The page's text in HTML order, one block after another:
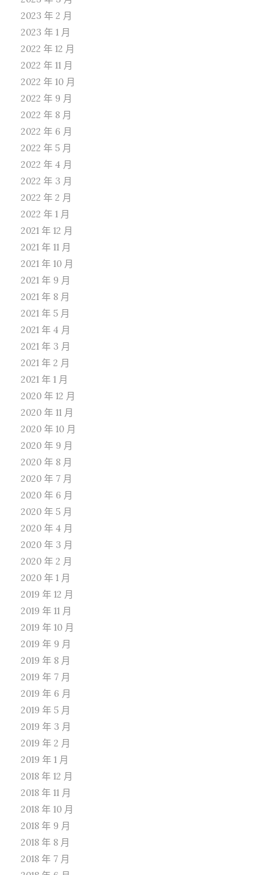
2023 年 2 月
2023 年 1 月
2022 年 12 月
2022 年 11 月
2022 年 10 月
2022 年 9 月
2022 年 8 月
2022 年 6 月
2022 年 5 月
2022 年 4 月
2022 年 3 月
2022 年 2 月
2022 年 1 月
2021 年 12 月
2021 年 11 月
2021 年 10 月
2021 年 9 月
2021 年 8 月
2021 年 5 月
2021 年 4 月
2021 年 3 月
2021 年 2 月
2021 年 1 月
2020 年 12 月
2020 年 11 月
2020 年 10 月
2020 年 9 月
2020 年 8 月
2020 年 7 月
2020 年 6 月
2020 年 5 月
2020 年 4 月
2020 年 3 月
2020 年 2 月
2020 年 1 月
2019 年 12 月
2019 年 11 月
2019 年 10 月
2019 年 9 月
2019 年 8 月
2019 年 7 月
2019 年 6 月
2019 年 5 月
2019 年 3 月
2019 年 2 月
2019 年 1 月
2018 年 12 月
2018 年 11 月
2018 年 10 月
2018 年 9 月
2018 年 8 月
2018 年 7 月